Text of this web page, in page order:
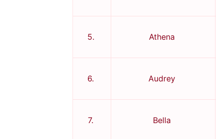
5. Athena
6. Audrey
7. Bella